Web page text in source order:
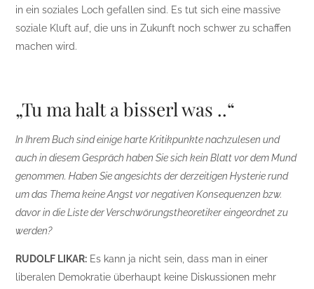
in ein soziales Loch gefallen sind. Es tut sich eine massive
soziale Kluft auf, die uns in Zukunft noch schwer zu schaffen
machen wird.
„Tu ma halt a bisserl was ..“
In Ihrem Buch sind einige harte Kritikpunkte nachzulesen und
auch in diesem Gespräch haben Sie sich kein Blatt vor dem Mund
genommen. Haben Sie angesichts der derzeitigen Hysterie rund
um das Thema keine Angst vor negativen Konsequenzen bzw.
davor in die Liste der Verschwörungstheoretiker eingeordnet zu
werden?
RUDOLF LIKAR: Es kann ja nicht sein, dass man in einer
liberalen Demokratie überhaupt keine Diskussionen mehr